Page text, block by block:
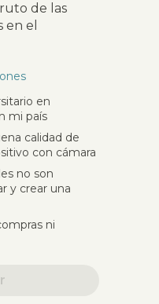
de las
en el
en
mi país
calidad de
con cámara
no son
y crear una
ni